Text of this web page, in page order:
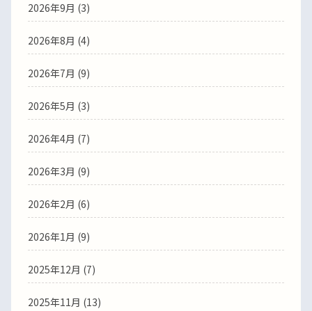
2026年9月 (3)
2026年8月 (4)
2026年7月 (9)
2026年5月 (3)
2026年4月 (7)
2026年3月 (9)
2026年2月 (6)
2026年1月 (9)
2025年12月 (7)
2025年11月 (13)